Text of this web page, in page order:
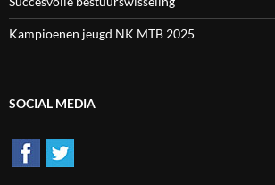
Kampioenen jeugd NK MTB 2025
SOCIAL MEDIA